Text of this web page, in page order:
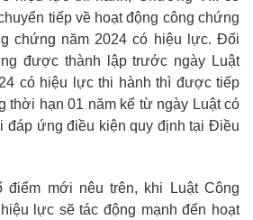
tiếp về hoạt động công chứng
chứng năm 2024 có hiệu lực. Đối
được thành lập trước ngày Luật
có hiệu lực thi hành thì được tiếp
thời hạn 01 năm kể từ ngày Luật có
đáp ứng điều kiện quy định tại Điều
điểm mới nêu trên, khi Luật Công
lực sẽ tác động mạnh đến hoạt